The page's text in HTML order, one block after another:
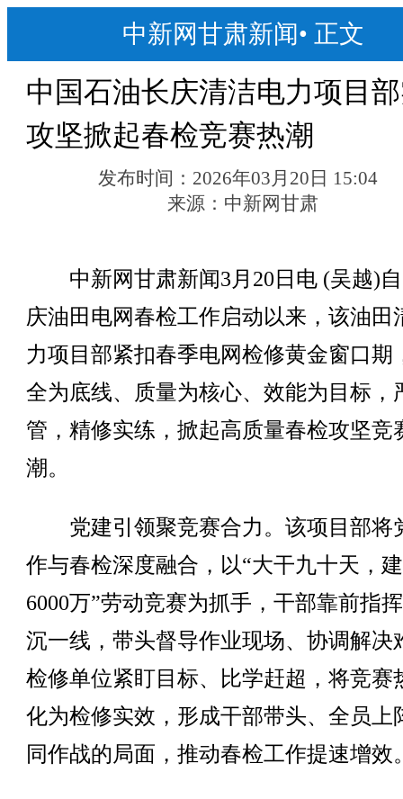
中新网甘肃新闻• 正文
中国石油长庆清洁电力项目
攻坚掀起春检竞赛热潮
发布时间： 2026年03月20日 15:04
来源： 中新网甘肃
中新网甘肃新闻3月20日电 (吴越)自
庆油田电网春检工作启动以来，该油田
力项目部紧扣春季电网检修黄金窗口期
全为底线、质量为核心、效能为目标，
管，精修实练，掀起高质量春检攻坚竞
潮。
党建引领聚竞赛合力。该项目部将
作与春检深度融合，以“大干九十天，
6000万”劳动竞赛为抓手，干部靠前指
沉一线，带头督导作业现场、协调解决
检修单位紧盯目标、比学赶超，将竞赛
化为检修实效，形成干部带头、全员上
同作战的局面，推动春检工作提速增效